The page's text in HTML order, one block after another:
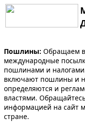
Пошлины: Обращаем
международные
пошлинами и
включают пошлины и
определяются и
властями.
информацией на сайт
стране.